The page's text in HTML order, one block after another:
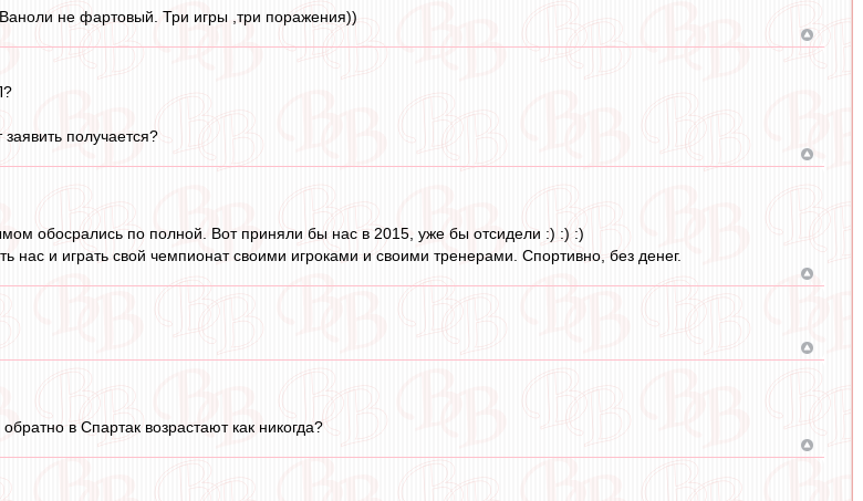
не фартовый. Три игры ,три поражения))
получается?
обосрались по полной. Вот приняли бы нас в 2015, уже бы отсидели :) :) :)
нас и играть свой чемпионат своими игроками и своими тренерами. Спортивно, без денег.
в Спартак возрастают как никогда?